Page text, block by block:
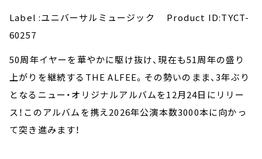
Label :ユニバーサルミュージック Product ID:TYCT-
60257
50周年イヤーを華やかに駆け抜け、現在も51周年の盛り
上がりを継続するTHE ALFEE。その勢いのまま、3年ぶり
となるニュー・オリジナルアルバムを12月24日にリリー
ス！このアルバムを携え2026年公演本数3000本に向かっ
て突き進みます！